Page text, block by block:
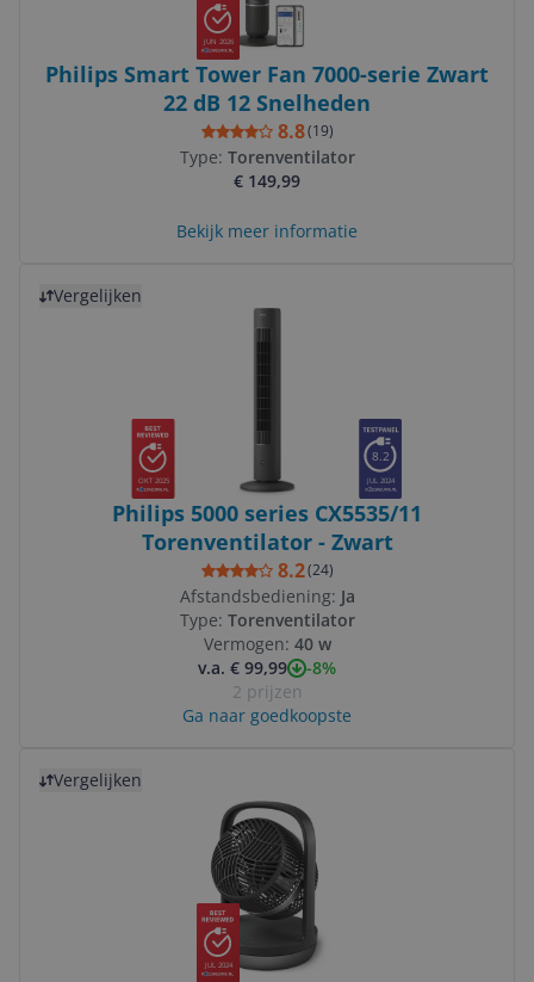
JUN 2026
Philips Smart Tower Fan 7000-serie Zwart
22 dB 12 Snelheden
8.8(19)
Type: Torenventilator
€ 149,99
Bekijk meer informatie
Vergelijken
OKT 2025
8.2
JUL 2024
Philips 5000 series CX5535/11
Torenventilator - Zwart
8.2(24)
Afstandsbediening: Ja
Type: Torenventilator
Vermogen: 40 w
v.a. € 99,99
-8%
2 prijzen
Ga naar goedkoopste
Vergelijken
JUL 2024